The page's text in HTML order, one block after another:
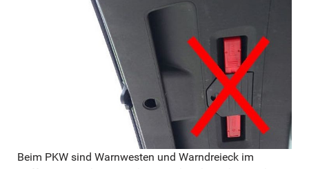
Beim PKW sind Warnwesten und Warndreieck im